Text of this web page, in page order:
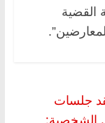
القضية
جلسات
الشخصية: